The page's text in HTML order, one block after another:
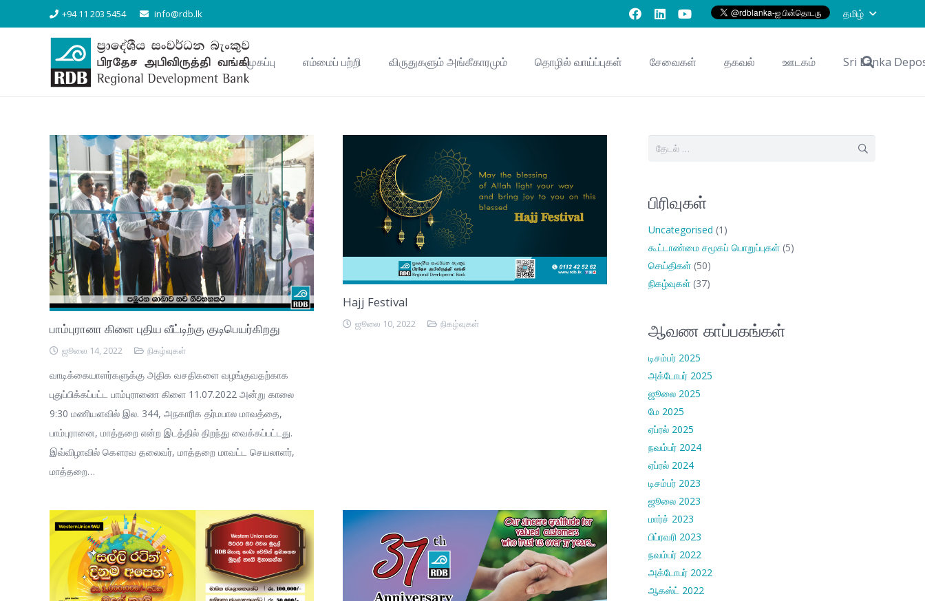
+94 11 203 5454 info@rdb.lk தமிழ்
முகப்பு எம்மைப் பற்றி விருதுகளும் அங்கீகாரமும் தொழில் வாய்ப்புகள் சேவைகள் தகவல் ஊடகம் Sri Lanka
பாம்புரானா கிளை புதிய வீட்டிற்கு குடிபெயர்கிறது
ஜூலை 14, 2022 நிகழ்வுகள்
வாடிக்கையாளர்களுக்கு அதிக வசதிகளை வழங்குவதற்காக
புதுப்பிக்கப்பட்ட பாம்புராணை கிளை 11.07.2022 அன்று காலை
9:30 மணியளவில் இல. 344, அநகாரிக தர்மபால மாவத்தை,
பாம்புரானை, மாத்தறை என்ற இடத்தில் திறந்து வைக்கப்பட்டது.
இவ்விழாவில் கௌரவ தலைவர், மாத்தறை மாவட்ட செயலாளர்,
மாத்தறை…
Hajj Festival
ஜூலை 10, 2022 நிகழ்வுகள்
இதற்காகத்
பிரிவுகள்
Uncategorised (1)
கூட்டாண்மை சமூகப் பொறுப்புகள்(5)
செய்திகள்(50)
நிகழ்வுகள்(37)
ஆவண காப்பகங்கள்
டிசம்பர் 2025
அக்டோபர் 2025
ஜூலை 2025
மே 2025
ஏப்ரல் 2025
நவம்பர் 2024
ஏப்ரல் 2024
டிசம்பர் 2023
ஜூலை 2023
மார்ச் 2023
பிப்ரவரி 2023
நவம்பர் 2022
அக்டோபர் 2022
ஆகஸ்ட் 2022